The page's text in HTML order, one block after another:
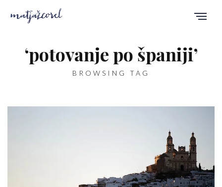
‘potovanje po španiji’
BROWSING TAG